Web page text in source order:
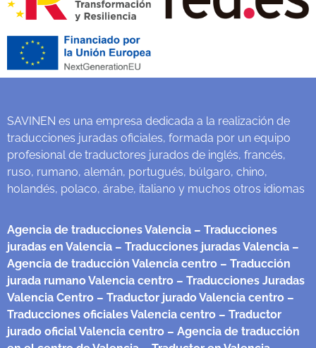
SAVINEN es una empresa dedicada a la realización de
traducciones juradas oficiales, formada por un equipo
profesional de traductores jurados de inglés, francés,
ruso, rumano, alemán, portugués, búlgaro, chino,
holandés, polaco, árabe, italiano y muchos otros idiomas
Agencia de traducciones Valencia – Traducciones
juradas en Valencia – Traducciones juradas Valencia –
Agencia de traducción Valencia centro – Traducción
jurada rumano Valencia centro – Traducciones Juradas
Valencia Centro – Traductor jurado Valencia centro –
Traducciones oficiales Valencia centro – Traductor
jurado oficial Valencia centro – Agencia de traducción